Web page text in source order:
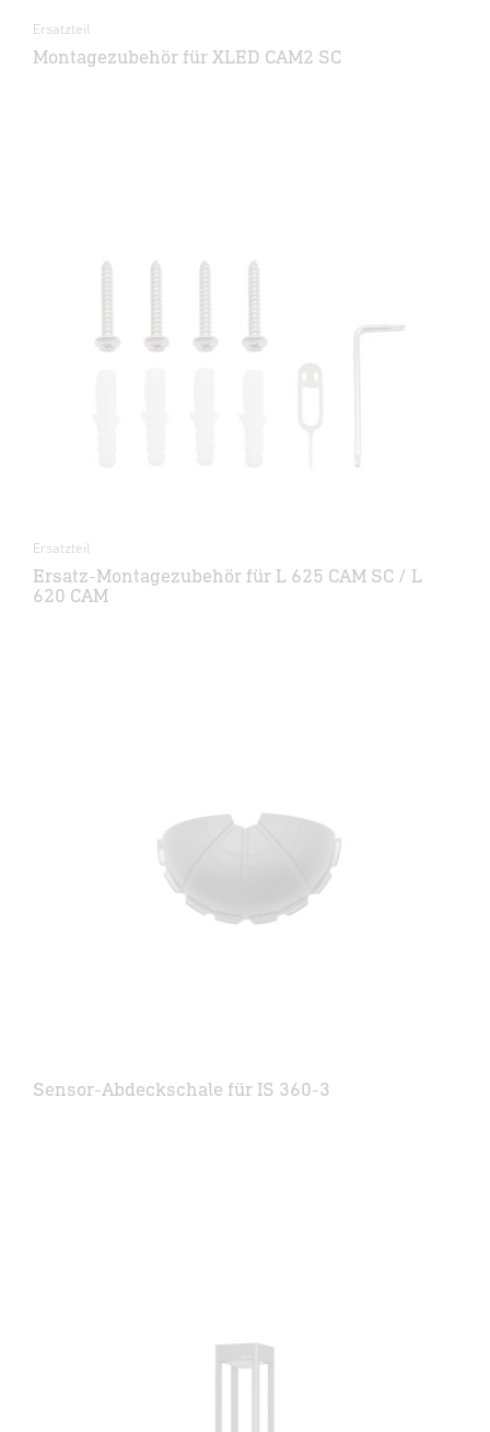
Ersatzteil
Montagezubehör für XLED CAM2 SC
Ersatzteil
Ersatz-Montagezubehör für L 625 CAM SC / L
620 CAM
Sensor-Abdeckschale für IS 360-3